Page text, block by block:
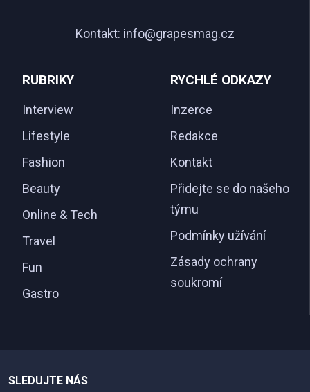
Kontakt: info@grapesmag.cz
RUBRIKY
Interview
Lifestyle
Fashion
Beauty
Online & Tech
Travel
Fun
Gastro
RYCHLÉ ODKAZY
Inzerce
Redakce
Kontakt
Přidejte se do našeho
týmu
Podmínky užívání
Zásady ochrany
soukromí
SLEDUJTE NÁS